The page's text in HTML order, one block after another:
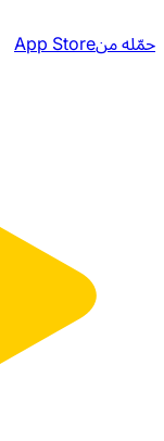
حمّله منApp Store